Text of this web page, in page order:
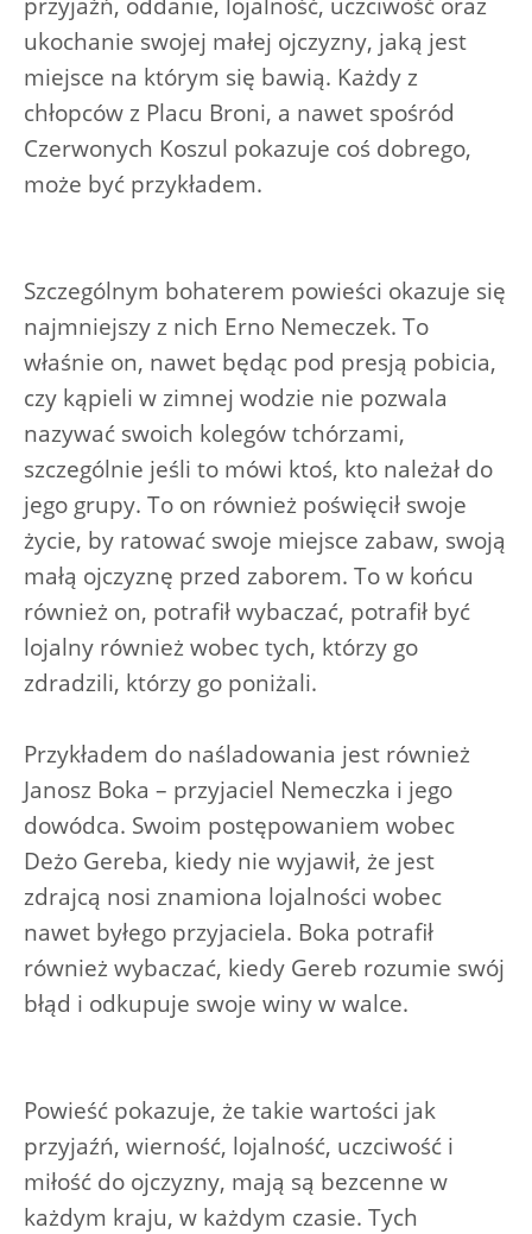
ukochanie swojej małej ojczyzny, jaką jest
miejsce na którym się bawią. Każdy z
chłopców z Placu Broni, a nawet spośród
Czerwonych Koszul pokazuje coś dobrego,
może być przykładem.
Szczególnym bohaterem powieści okazuje się
najmniejszy z nich Erno Nemeczek. To
właśnie on, nawet będąc pod presją pobicia,
czy kąpieli w zimnej wodzie nie pozwala
nazywać swoich kolegów tchórzami,
szczególnie jeśli to mówi ktoś, kto należał do
jego grupy. To on również poświęcił swoje
życie, by ratować swoje miejsce zabaw, swoją
małą ojczyznę przed zaborem. To w końcu
również on, potrafił wybaczać, potrafił być
lojalny również wobec tych, którzy go
zdradzili, którzy go poniżali.
Przykładem do naśladowania jest również
Janosz Boka – przyjaciel Nemeczka i jego
dowódca. Swoim postępowaniem wobec
Deżo Gereba, kiedy nie wyjawił, że jest
zdrajcą nosi znamiona lojalności wobec
nawet byłego przyjaciela. Boka potrafił
również wybaczać, kiedy Gereb rozumie swój
błąd i odkupuje swoje winy w walce.
Powieść pokazuje, że takie wartości jak
przyjaźń, wierność, lojalność, uczciwość i
miłość do ojczyzny, mają są bezcenne w
każdym kraju, w każdym czasie. Tych